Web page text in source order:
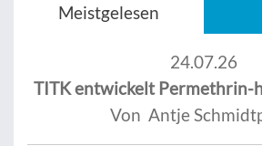
Meistgelesen
24.07.26
TITK entwickelt Permethrin-
Von Antje